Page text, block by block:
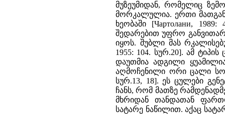
მუზეუმიდან, რომელიც
მორკალულია. ერთი
ხეობაში [Чартолани,
შედარებით უფრო
იყოს. შუბლი მას
1955: 104. სურ.20]. ამ
დაუთმია ადგილი
აღმოჩენილი ორი ცალი
სურ.13, 18]. ეს ცულები
ჩანს, რომ მათზე
მხრიდან თანდათან
სატარე ნაწილით. აქაც